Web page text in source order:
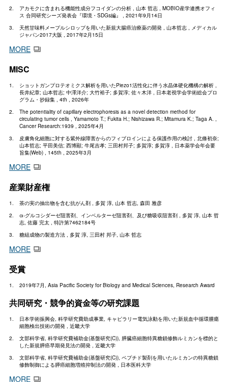
アカモクに含まれる機能性成分フコイダンの分析 , 山本 哲志 , MOBIO産学連携オフィ
ス 合同研究シーズ発表会『環境・SDGs編』 , 2021年9月14日
天然甘味料メープルシロップを用いた新規大腸癌治療薬の開発 , 山本哲志 , メディカル
ジャパン2017大阪 , 2017年2月15日
MORE
MISC
ショットガンプロテオミクス解析を用いたPiezo1活性化に伴う水晶体硬化機構の解析 ,
長井紀章; 山本哲志; 中澤洋介; 大竹裕子; 多賀淳; 佐々木洋 , 日本老視学会学術総会プロ
グラム・抄録集 , 4th , 2026年
The potentiality of capillary electrophoresis as a novel detection method for
circulating tumor cells , Yamamoto T.; Fukita H.; Nishizawa R.; Mitamura K.; Taga A. ,
Cancer Research:1939 , 2025年4月
皮膚角化細胞に対する紫外線障害からのフィブロインによる保護作用の検討 , 北條初奈;
山本哲志; 平田美信; 西博顯; 牛尾吉孝; 三田村邦子; 多賀淳; 多賀淳 , 日本薬学会年会要
旨集(Web) , 145th , 2025年3月
MORE
産業財産権
茶の実の抽出物を含む抗がん剤 , 多賀 淳, 山本 哲志, 森田 雅彦
α-グルコシダーゼ阻害剤、インベルターゼ阻害剤、及び糖吸収阻害剤 , 多賀 淳, 山本 哲
志, 佐藤 完太 , 特許第7462184号
糖組成物の製造方法 , 多賀 淳, 三田村 邦子, 山本 哲志
MORE
受賞
2019年7月, Asia Pacific Society for Biology and Medical Sciences, Research Award
共同研究・競争的資金等の研究課題
日本学術振興会, 科学研究費助成事業, キャピラリー電気泳動を用いた新規血中循環腫瘍
細胞検出技術の開発 , 近畿大学
文部科学省, 科学研究費補助金(基盤研究(C)), 膵臓癌細胞特異糖鎖修飾ルミカンを標的と
した新規膵癌早期発見法の開発 , 近畿大学
文部科学省, 科学研究費補助金(基盤研究(C)), ペプチド製剤を用いたルミカンの特異糖鎖
修飾制御による膵癌細胞増殖抑制法の開発 , 日本医科大学
MORE